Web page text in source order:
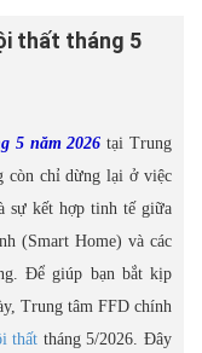
thất tháng 5
5 năm 2026 tại Trung
còn chỉ dừng lại ở việc
sự kết hợp tinh tế giữa
(Smart Home) và các
Để giúp bạn bắt kịp
Trung tâm FFD chính
thất tháng 5/2026. Đây